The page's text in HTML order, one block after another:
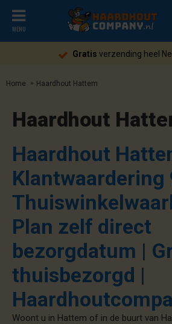
MENU
Gratisverzending heel
Home Haardhout Hattem
Haardhout
Haardhout
Klantwaardering
Plan zelf direct
bezorgdatum |
thuisbezorgd |
Woont u in Hattem of in de buurt van